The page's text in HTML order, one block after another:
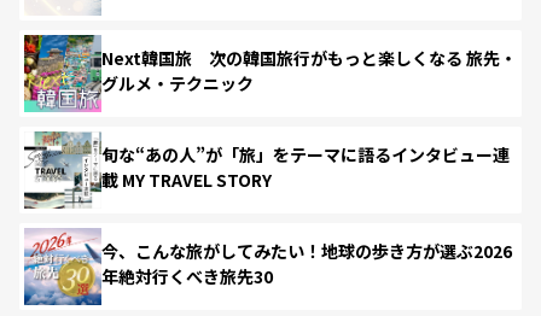
Next韓国旅 次の韓国旅行がもっと楽しくなる 旅先・
グルメ・テクニック
旬な“あの人”が「旅」をテーマに語るインタビュー連
載 MY TRAVEL STORY
今、こんな旅がしてみたい！地球の歩き方が選ぶ2026
年絶対行くべき旅先30